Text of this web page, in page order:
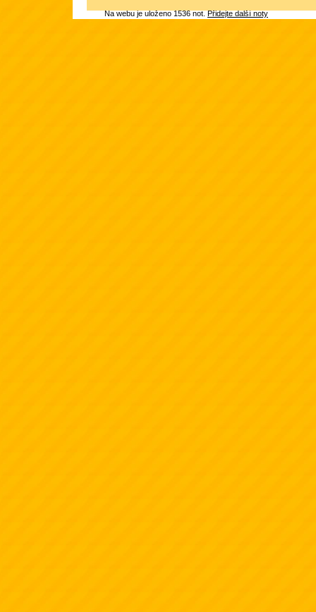
Na webu je uloženo 1536 not.Přidejte další noty